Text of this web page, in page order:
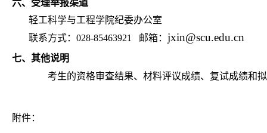
六、 受理举报渠道
轻工科学与工程学院纪委办公室
联系方式：028-85463921 邮箱： jxin@scu.edu.cn
七、 其他说明
考生的资格审查结果、材料评议成绩、复试成绩和
附件：